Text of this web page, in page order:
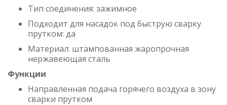
Тип соединения: зажимное
Подходит для насадок под быструю сварку
прутком: да
Материал: штампованная жаропрочная
нержавеющая сталь
Функции
Направленная подача горячего воздуха в зону
сварки прутком